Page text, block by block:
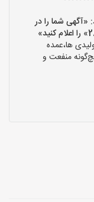
«آگهی شما را در
ها،عمده
منفعت و